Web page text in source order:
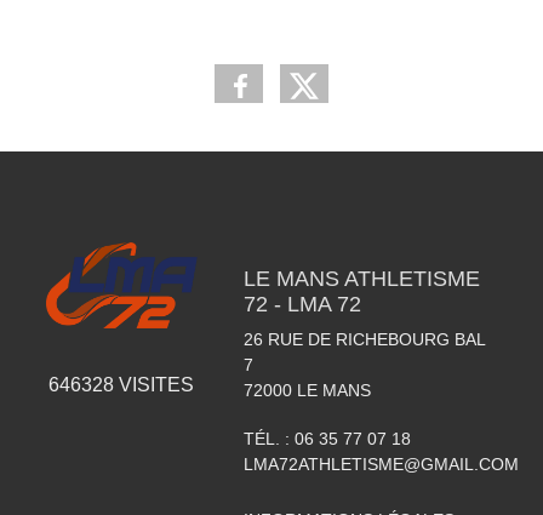
646328 VISITES
LE MANS ATHLETISME
72 - LMA 72
26 RUE DE RICHEBOURG BAL
7
72000 LE MANS
TÉL. : 06 35 77 07 18
LMA72ATHLETISME@GMAIL.COM